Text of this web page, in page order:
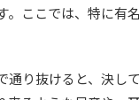
。ここでは、特に有
り抜けると、決し